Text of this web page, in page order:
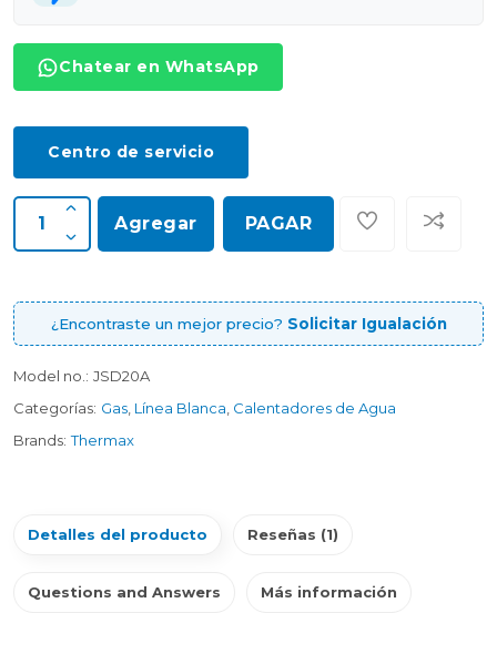
Chatear en WhatsApp
Centro de servicio
Agregar PAGAR
¿Encontraste un mejor precio? Solicitar Igualación
Model no.: JSD20A
Categorías: Gas Línea Blanca Calentadores de Agua
Brands: Thermax
Detalles del producto Reseñas (1)
Questions and Answers Más información